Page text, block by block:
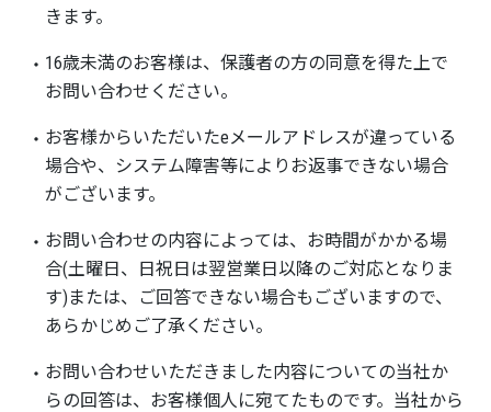
きます。
16歳未満のお客様は、保護者の方の同意を得た上で
お問い合わせください。
お客様からいただいたeメールアドレスが違っている
場合や、システム障害等によりお返事できない場合
がございます。
お問い合わせの内容によっては、お時間がかかる場
合(土曜日、日祝日は翌営業日以降のご対応となりま
す)または、ご回答できない場合もございますので、
あらかじめご了承ください。
お問い合わせいただきました内容についての当社か
らの回答は、お客様個人に宛てたものです。当社から